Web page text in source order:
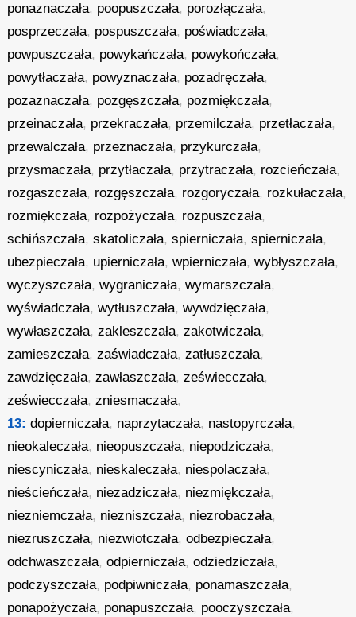
ponaznaczała, poopuszczała, porozłączała,
posprzeczała, pospuszczała, poświadczała,
powpuszczała, powykańczała, powykończała,
powytłaczała, powyznaczała, pozadręczała,
pozaznaczała, pozgęszczała, pozmiękczała,
przeinaczała, przekraczała, przemilczała, przetłaczała,
przewalczała, przeznaczała, przykurczała,
przysmaczała, przytłaczała, przytraczała, rozcieńczała,
rozgaszczała, rozgęszczała, rozgoryczała, rozkułaczała,
rozmiękczała, rozpożyczała, rozpuszczała,
schińszczała,skatoliczała,spierniczała,spierniczała,
ubezpieczała, upierniczała,wpierniczała,wybłyszczała,
wyczyszczała,wygraniczała,wymarszczała,
wyświadczała,wytłuszczała,wywdzięczała,
wywłaszczała,zakleszczała,zakotwiczała,
zamieszczała,zaświadczała,zatłuszczała,
zawdzięczała,zawłaszczała,zeświecczała,
zeświecczała,zniesmaczała,
13: dopierniczała, naprzytaczała, nastopyrczała,
nieokaleczała, nieopuszczała, niepodziczała,
niescyniczała, nieskaleczała, niespolaczała,
nieścieńczała, niezadziczała, niezmiękczała,
niezniemczała, niezniszczała, niezrobaczała,
niezruszczała, niezwiotczała,odbezpieczała,
odchwaszczała,odpierniczała,odziedziczała,
podczyszczała, podpiwniczała, ponamaszczała,
ponapożyczała, ponapuszczała, pooczyszczała,